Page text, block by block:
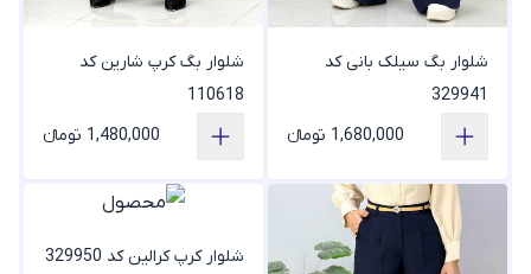
شلوار بگ سیلک بانی کد
329941
1,680,000 تومانء
شلوار بگ کرپ شارین کد
110618
1,480,000 تومانء
شلوار کرپ کرالین کد 329950